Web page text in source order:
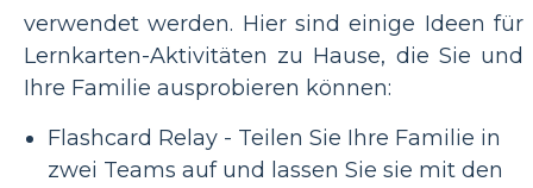
verwendet werden. Hier sind einige Ideen für
Lernkarten-Aktivitäten zu Hause, die Sie und
Ihre Familie ausprobieren können:
Flashcard Relay - Teilen Sie Ihre Familie in
zwei Teams auf und lassen Sie sie mit den